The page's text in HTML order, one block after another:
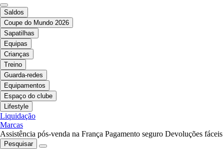
Saldos
Coupe do Mundo 2026
Sapatilhas
Equipas
Crianças
Treino
Guarda-redes
Equipamentos
Espaço do clube
Lifestyle
Liquidação
Marcas
Assistência pós-venda na França Pagamento seguro Devoluções fáceis
Pesquisar